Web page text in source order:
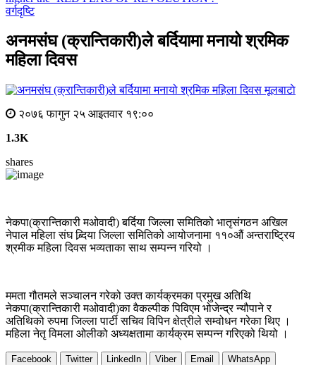
वर्गदृष्टि
अनमसंघ (क्रान्तिकारी)ले बर्दियामा मनायो श्रमिक
महिला दिवस
मूलबाटाे
२०७६ फागुन २५ आइतवार १९:००
1.3K
shares
नेकपा(क्रान्तिकारी मओवादी) बर्दिया जिल्ला समितिको भातृसंगठन अखिल
नेपाल महिला संघ ब्र्दिया जिल्ला समितिको आयोजनामा ११०औं अन्तराष्ट्रिय
श्रमीक महिला दिवस भव्यताका साथ सम्पन्न गरियो ।
ममता गौतमले सञ्चालन गरेको उक्त कार्यक्रमका प्रमुख अतिथि
नेकपा(क्रान्तिकारी मओवादी)का वैकल्पीक पिविएम भोजेन्द्र न्यौपाने र
अतिथिको रुपमा जिल्ला पार्टी सचिव विपिन क्षेत्रीले सम्वोधन गरेका थिए ।
महिला नेतृ विमला ओलीको अध्यक्षतामा कार्यक्रम सम्पन्न गरिएको थियो ।
Facebook Twitter LinkedIn Viber Email WhatsApp